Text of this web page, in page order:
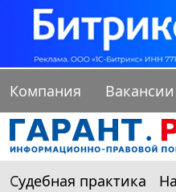
Компания Вакансии
Судебная практика